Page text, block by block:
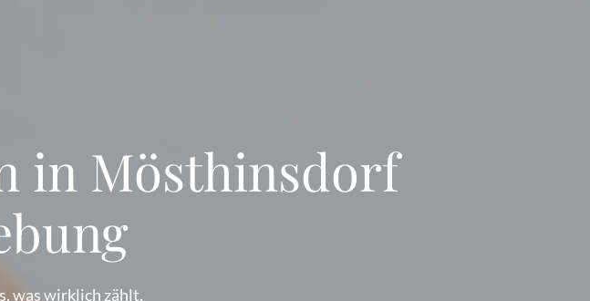
in Mösthinsdorf
was wirklich zählt.